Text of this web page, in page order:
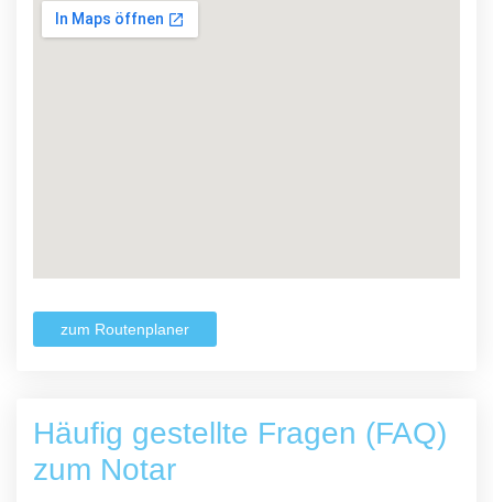
zum Routenplaner
Häufig gestellte Fragen (FAQ)
zum Notar